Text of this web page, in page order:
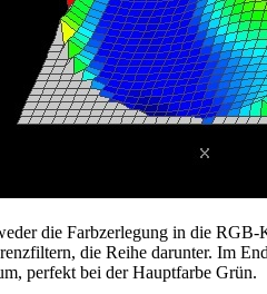
die Farbzerlegung in die
die Reihe darunter. Im
perfekt bei der Hauptfarbe Grün.